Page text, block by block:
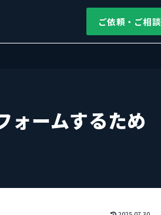
ご依頼・ご相談
ォームするため